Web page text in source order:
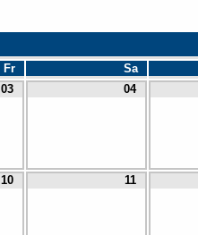
Fr Sa
03 04
10 11